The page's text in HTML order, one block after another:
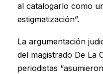
al catalogarlo como
estigmatización”.
La argumentación
del magistrado De La
periodistas